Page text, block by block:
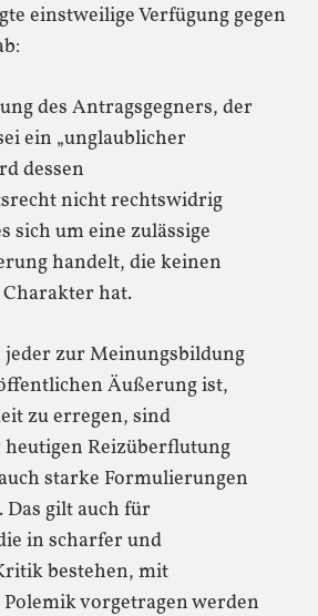
einstweilige Verfügung gegen
des Antragsgegners, der
ein „unglaublicher
dessen
nicht rechtswidrig
sich um eine zulässige
handelt, die keinen
hat.
jeder zur Meinungsbildung
Äußerung ist,
zu erregen, sind
heutigen Reizüberflutung
starke Formulierungen
gilt auch für
in scharfer und
bestehen, mit
vorgetragen werden